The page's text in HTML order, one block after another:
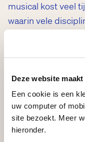
Deze website
Een cookie is een
uw computer of
site bezoekt. Meer
hieronder.
musical kost veel
waarin vele
hebben
te nemen.
professionele
eigentijdse
wordt,
te ontwikkelen